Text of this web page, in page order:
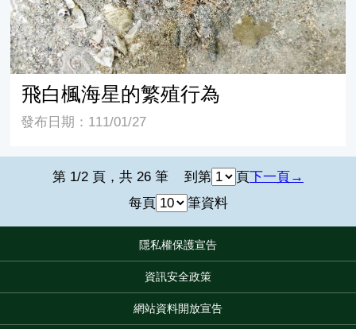
飛白楓海星的繁殖行為
發布日期：111/01/27
第 1/2 頁，共 26 筆 到第 頁下一頁
每頁
筆資料
隱私權保護宣告
資訊安全政策
網站資料開放宣告